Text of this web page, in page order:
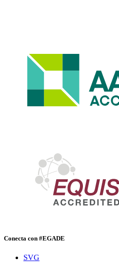
Conecta con #EGADE
SVG